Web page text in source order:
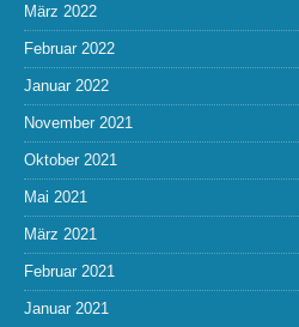
März 2022
Februar 2022
Januar 2022
November 2021
Oktober 2021
Mai 2021
März 2021
Februar 2021
Januar 2021